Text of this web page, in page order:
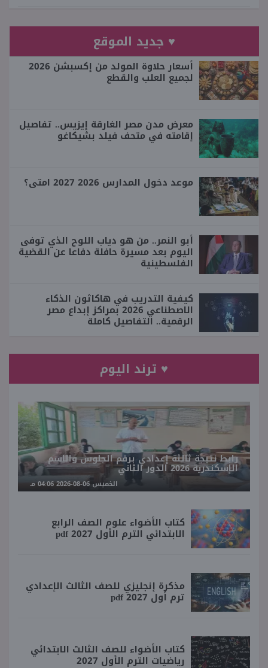
♥ جديد الموقع
أسعار حلاوة المولد من إكسبشن 2026
لجميع العلب والقطع
معرض مدن مصر الغارقة إيزيس.. تفاصيل
إقامته في متحف فيلد بشيكاغو
موعد دخول المدارس 2026 2027 امتى؟
أبو النمر.. من هو دياب اللوح الذي توفى
اليوم بعد مسيرة حافلة دفاعا عن القضية
الفلسطينية
كيفية التدريب في هاكاثون الذكاء
الاصطناعي 2026 بمراكز إبداع مصر
الرقمية.. التفاصيل كاملة
♥ ترند اليوم
رابط نتيجة ثالثة إعدادي برقم الجلوس والاسم
الإسكندرية 2026 الدور الثاني
الخميس 06-08-2026 04:06 مـ
كتاب الأضواء علوم الصف الرابع
الابتدائي الترم الأول 2027 pdf
مذكرة إنجليزي للصف الثالث الإعدادي
ترم أول 2027 pdf
كتاب الأضواء للصف الثالث الابتدائي
رياضيات الترم الأول 2027